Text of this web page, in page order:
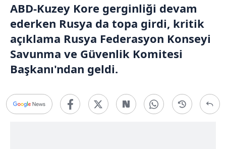
ABD-Kuzey Kore gerginliği devam
ederken Rusya da topa girdi, kritik
açıklama Rusya Federasyon Konseyi
Savunma ve Güvenlik Komitesi
Başkanı'ndan geldi.